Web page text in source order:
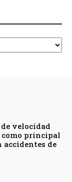
de velocidad
como principal
accidentes de